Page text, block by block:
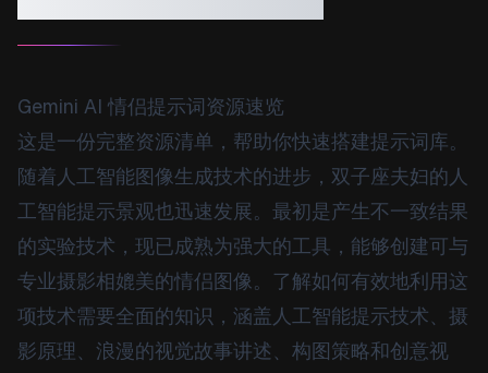
Gemini AI 情侣提示词资源速览
这是一份完整资源清单，帮助你快速搭建提示词库。
随着人工智能图像生成技术的进步，双子座夫妇的人
工智能提示景观也迅速发展。最初是产生不一致结果
的实验​​技术，现已成熟为强大的工具，能够创建可与
专业摄影相媲美的情侣图像。了解如何有效地利用这
项技术需要全面的知识，涵盖人工智能提示技术、摄
影原理、浪漫的视觉故事讲述、构图策略和创意视